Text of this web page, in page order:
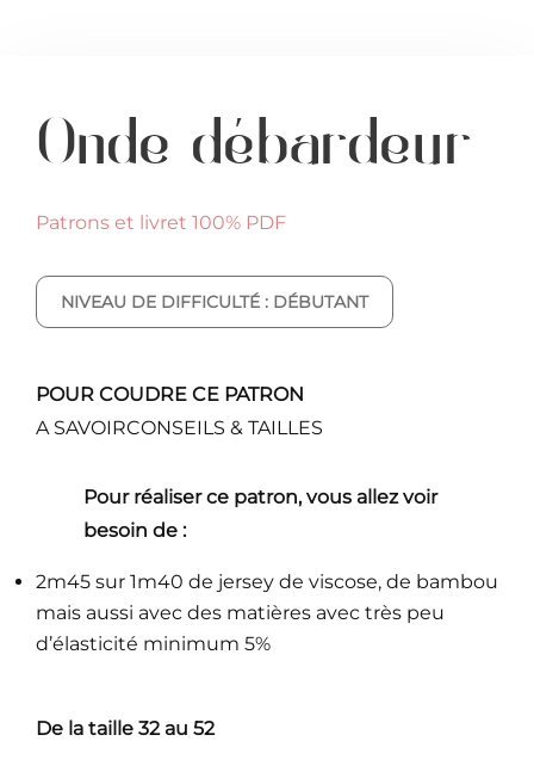
Onde débardeur
Patrons et livret 100% PDF
NIVEAU DE DIFFICULTÉ : DÉBUTANT
POUR COUDRE CE PATRON
A SAVOIRCONSEILS & TAILLES
Pour réaliser ce patron, vous allez voir
besoin de :
2m45 sur 1m40 de jersey de viscose, de bambou
mais aussi avec des matières avec très peu
d’élasticité minimum 5%
De la taille 32 au 52